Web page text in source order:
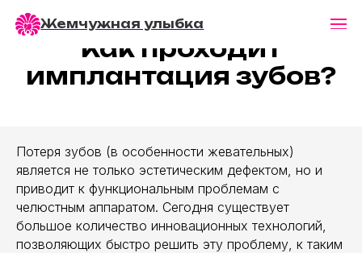
Жемчужная улыбка
Как проходит
имплантация зубов?
Потеря зубов (в особенности жевательных)
является не только эстетическим дефектом, но и
приводит к функциональным проблемам с
челюстным аппаратом. Сегодня существует
большое количество инновационных технологий,
позволяющих быстро решить эту проблему, к таким